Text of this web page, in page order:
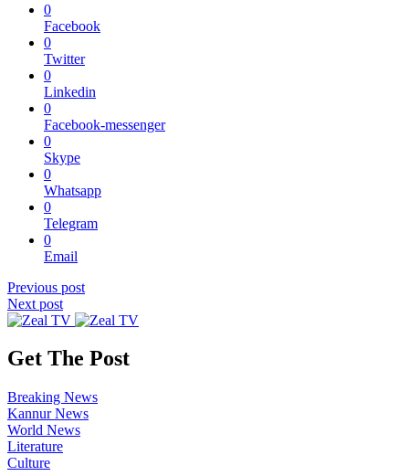
0
Facebook
0
Twitter
0
Linkedin
0
Facebook-messenger
0
Skype
0
Whatsapp
0
Telegram
0
Email
Previous post
Next post
Get The Post
Breaking News
Kannur News
World News
Literature
Culture